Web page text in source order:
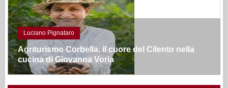
Luciano Pignataro
Agriturismo Corbella, il cuore del Cilento nella
cucina di Giovanna Voria